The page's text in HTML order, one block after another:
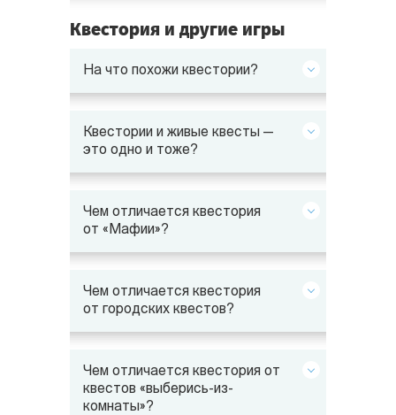
Квестория и другие игры
На что похожи квестории?
Квестории и живые квесты —
это одно и тоже?
Чем отличается квестория
от «Мафии»?
Чем отличается квестория
от городских квестов?
Чем отличается квестория от
квестов «выберись-из-
комнаты»?